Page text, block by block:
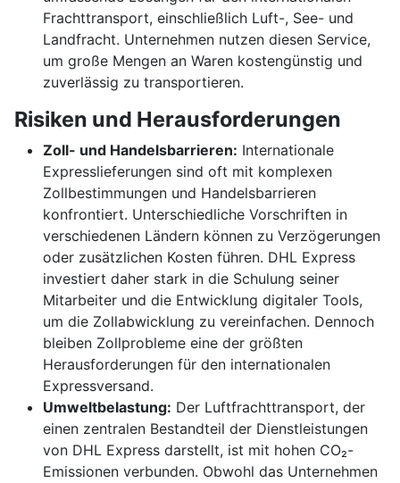
Frachttransport, einschließlich Luft-, See- und
Landfracht. Unternehmen nutzen diesen Service,
um große Mengen an Waren kostengünstig und
zuverlässig zu transportieren.
Risiken und Herausforderungen
Zoll- und Handelsbarrieren: Internationale
Expresslieferungen sind oft mit komplexen
Zollbestimmungen und Handelsbarrieren
konfrontiert. Unterschiedliche Vorschriften in
verschiedenen Ländern können zu Verzögerungen
oder zusätzlichen Kosten führen. DHL Express
investiert daher stark in die Schulung seiner
Mitarbeiter und die Entwicklung digitaler Tools,
um die Zollabwicklung zu vereinfachen. Dennoch
bleiben Zollprobleme eine der größten
Herausforderungen für den internationalen
Expressversand.
Umweltbelastung: Der Luftfrachttransport, der
einen zentralen Bestandteil der Dienstleistungen
von DHL Express darstellt, ist mit hohen CO₂-
Emissionen verbunden. Obwohl das Unternehmen